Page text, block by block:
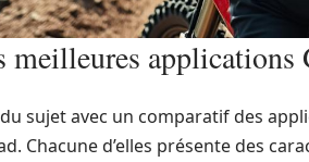
meilleures
sujet avec un comparatif des
Chacune d’elles présente des